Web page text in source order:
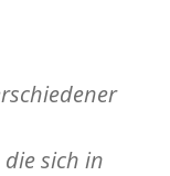
sich in